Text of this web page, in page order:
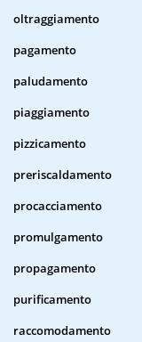
oltraggiamento
pagamento
paludamento
piaggiamento
pizzicamento
preriscaldamento
procacciamento
promulgamento
propagamento
purificamento
raccomodamento